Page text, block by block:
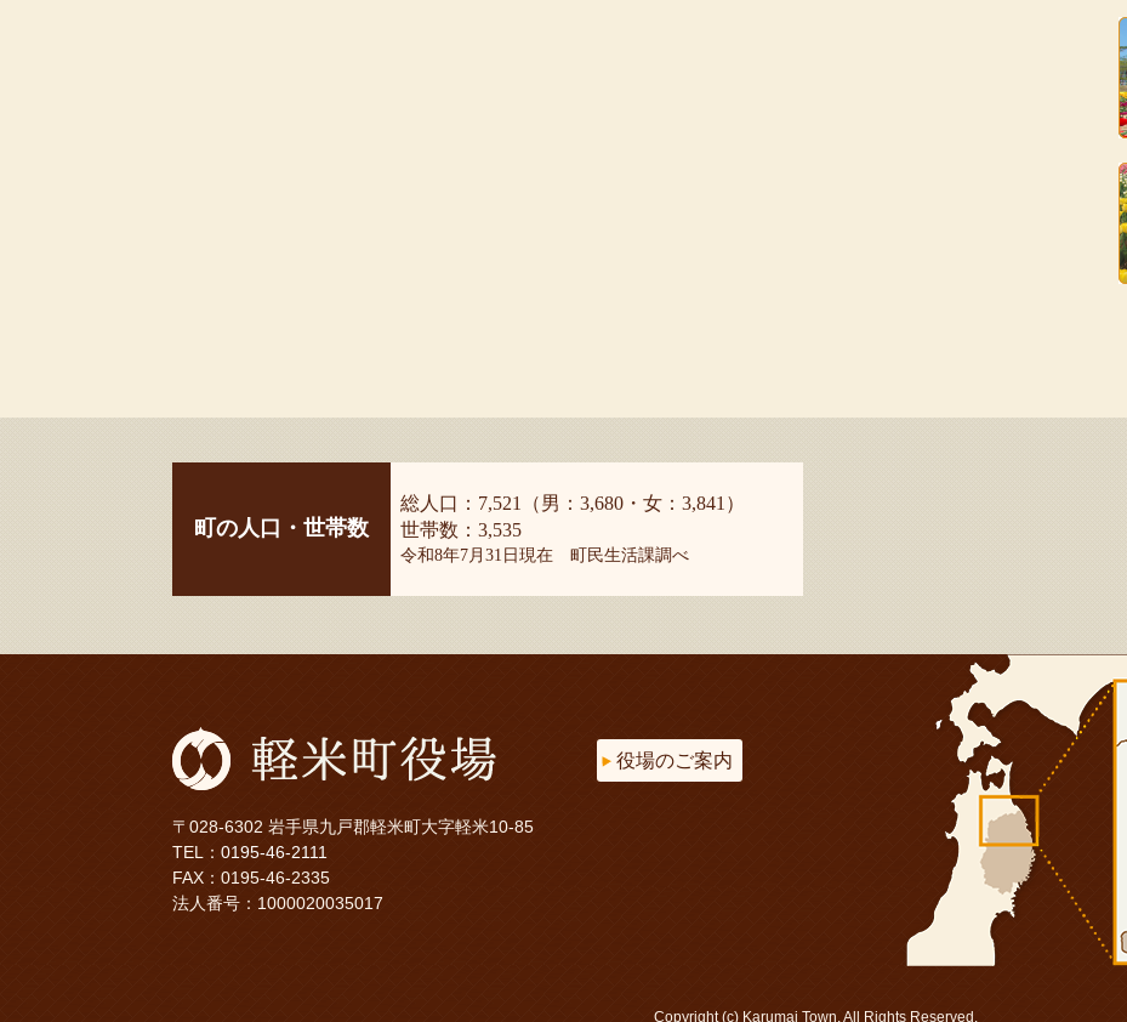
町の人口・世帯数
総人口：7,521（男：3,680・女：3,841）
世帯数：3,535
令和8年7月31日現在 町民生活課調べ
〒028-6302 岩手県九戸郡軽米町大字軽米10-85
TEL： 0195-46-2111
FAX：0195-46-2335
法人番号：1000020035017
役場のご案内
Copyright (c) Karumai Town. All Rights Reserved.